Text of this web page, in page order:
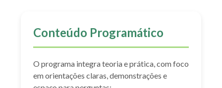
Conteúdo Programático
O programa integra teoria e prática, com foco
em orientações claras, demonstrações e